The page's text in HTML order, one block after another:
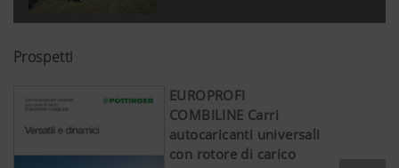
Prospetti
EUROPROFI
COMBILINE Carri
autocaricanti universali
con rotore di carico